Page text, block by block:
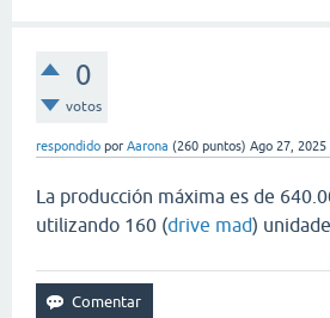
0
votos
respondido por Aarona (260 puntos) Ago 27, 2025
La producción máxima es de
utilizando 160 (drive mad)